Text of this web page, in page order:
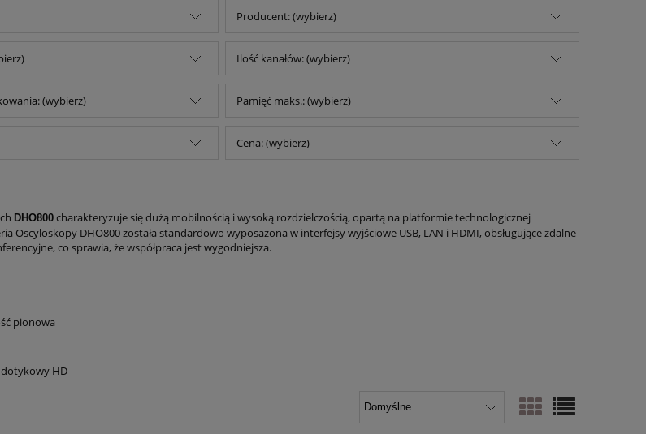
Producent: (wybierz)
Ilość kanałów: (wybierz)
(wybierz) Pamięć maks.: (wybierz)
Cena: (wybierz)
DHO800 charakteryzuje się dużą mobilnością i wysoką rozdzielczością, opartą na platformie technologicznej
Oscyloskopy DHO800 została standardowo wyposażona w interfejsy wyjściowe USB, LAN i HDMI, obsługujące zdalne
co sprawia, że współpraca jest wygodniejsza.
pionowa
HD